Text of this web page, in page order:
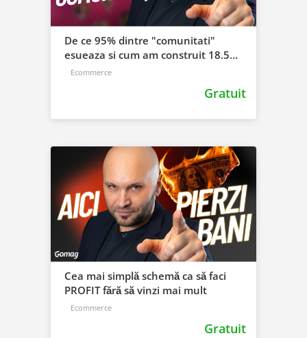
De ce 95% dintre "comunitati"
esueaza si cum am construit 18.500
membri in 10 ani
Ecommerce
Gratuit
Cea mai simplă schemă ca să faci
PROFIT fără să vinzi mai mult
Ecommerce
Gratuit